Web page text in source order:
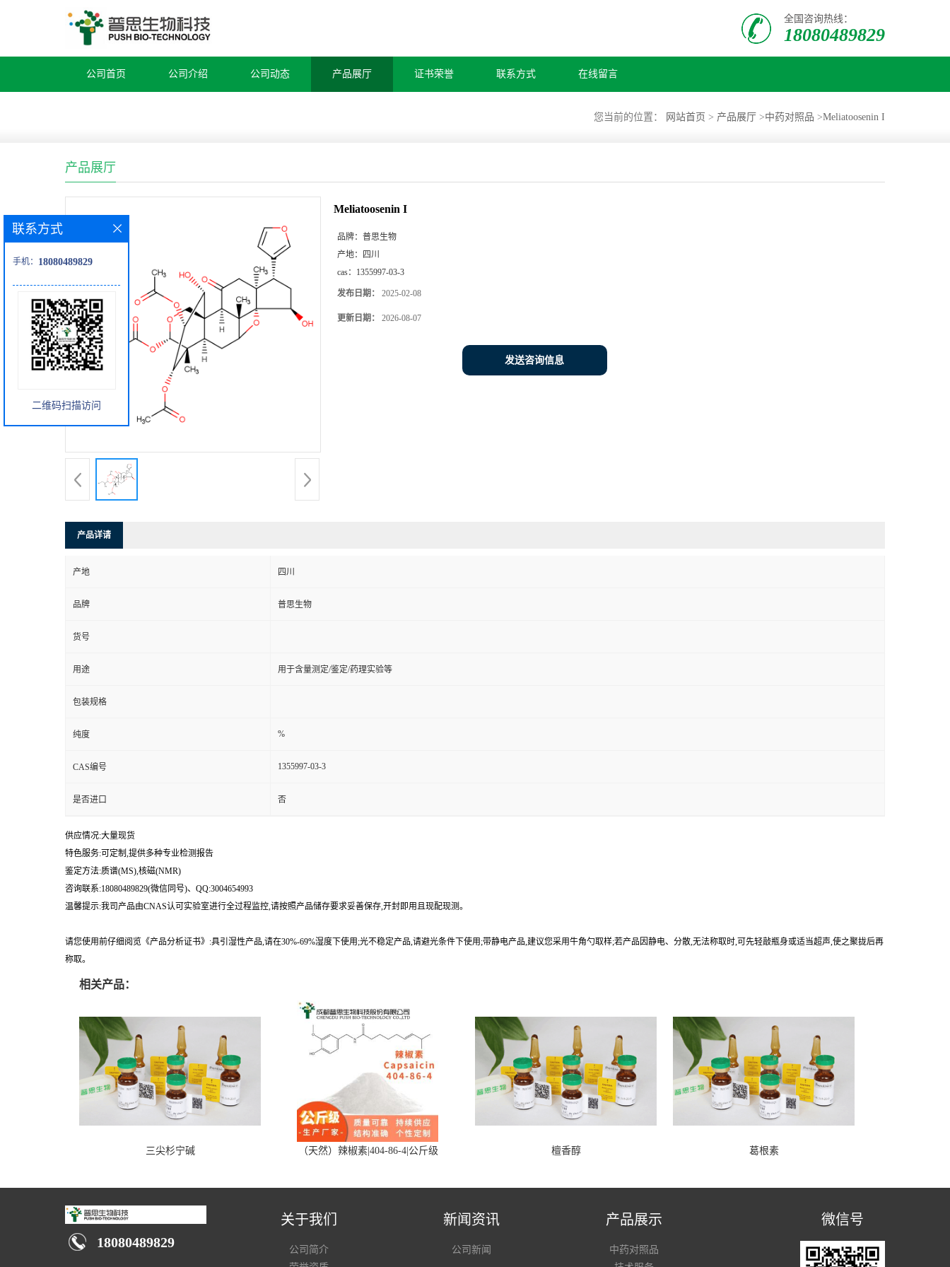
全国咨询热线：
18080489829
公司首页 公司介绍 公司动态 产品展厅 证书荣誉 联系方式 在线留言
您当前的位置： 网站首页 > 产品展厅 >中药对照品 >Meliatoosenin I
产品展厅
Meliatoosenin I
品牌： 普思生物
产地：
四川
cas： 1355997-03-3
发布日期： 2025-02-08
更新日期： 2026-08-07
发送咨询信息
产品详请
产地 四川
品牌 普思生物
货号
用途 用于含量测定/鉴定/药理实验等
包装规格
纯度 %
CAS编号 1355997-03-3
是否进口 否
供应情况:大量现货
特色服务:可定制,提供多种专业检测报告
鉴定方法:质谱(MS),核磁(NMR)
咨询联系:18080489829(微信同号)、QQ:3004654993
温馨提示:我司产品由CNAS认可实验室进行全过程监控,请按照产品储存要求妥善保存,开封即用且现配现测。
请您使用前仔细阅览《产品分析证书》:具引湿性产品,请在30%-69%湿度下使用;光不稳定产品,请避光条件下使用;带静电产品,建议您采用牛角勺取样;若产品因静电、分散,无法称取时,可先轻敲瓶身或适当超声,使之聚拢后再
称取。
相关产品：
三尖杉宁碱 （天然）辣椒素|404-86-4|公斤级 檀香醇 葛根素
联系方式
手机： 18080489829
二维码扫描访问
18080489829
关于我们
公司简介
新闻资讯
公司新闻
产品展示
中药对照品
微信号